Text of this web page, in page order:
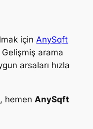
için AnySqft
arama
arsaları hızla
hemen AnySqft